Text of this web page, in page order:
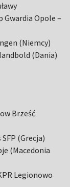
Gwardia Opole –
(Niemcy)
(Dania)
Brześć
(Grecja)
(Macedonia
Legionowo